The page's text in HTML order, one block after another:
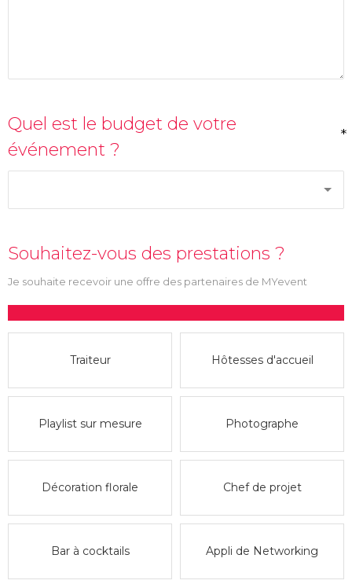
Quel est le budget de votre
événement ?
*
Souhaitez-vous des prestations ?
Je souhaite recevoir une offre des partenaires de MYevent
Traiteur Hôtesses d'accueil
Playlist sur mesure Photographe
Décoration florale Chef de projet
Bar à cocktails Appli de Networking